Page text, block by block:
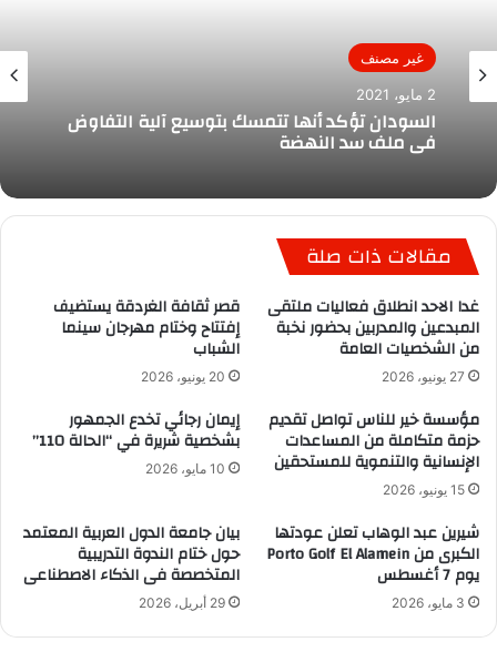
غير مصنف
2 مايو، 2021
السودان تؤكد أنها تتمسك بتوسيع آلية التفاوض
فى ملف سد النهضة
مقالات ذات صلة
غدا الاحد انطلاق فعاليات ملتقى
المبدعين والمدربين بحضور نخبة
من الشخصيات العامة
27 يونيو، 2026
قصر ثقافة الغردقة يستضيف
إفتتاح وختام مهرجان سينما
الشباب
20 يونيو، 2026
مؤسسة خير للناس تواصل تقديم
حزمة متكاملة من المساعدات
الإنسانية والتنموية للمستحقين
15 يونيو، 2026
إيمان رجائي تخدع الجمهور
بشخصية شريرة في “الحالة 110”
10 مايو، 2026
شيرين عبد الوهاب تعلن عودتها
الكبرى من Porto Golf El Alamein
يوم 7 أغسطس
3 مايو، 2026
بيان جامعة الدول العربية المعتمد
حول ختام الندوة التدريبية
المتخصصة فى الذكاء الاصطناعى
29 أبريل، 2026